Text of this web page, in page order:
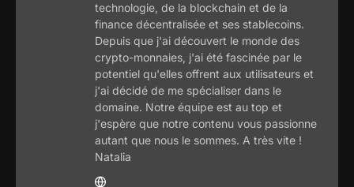
technologie, de la blockchain et de la
finance décentralisée et ses stablecoins.
Depuis que j'ai découvert le monde des
crypto-monnaies, j'ai été fascinée par le
potentiel qu'elles offrent aux utilisateurs et
j'ai décidé de me spécialiser dans le
domaine. Notre équipe est au top et
j'espère que notre contenu vous passionne
autant que nous le sommes. A très vite !
Natalia